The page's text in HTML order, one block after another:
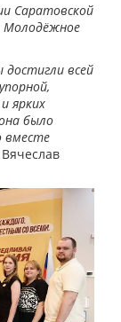
Саратовской
Молодёжное
всей
ярких
было
вместе